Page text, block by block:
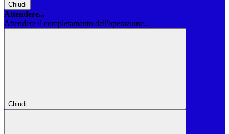
Chiudi
Attendere...
Attendere il completamento dell'operazione...
Chiudi